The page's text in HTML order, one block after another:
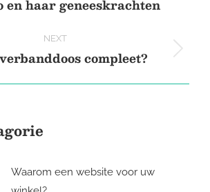
Previous
en haar geneeskrachten
NEXT
Next compleet?
Waarom een website voor uw